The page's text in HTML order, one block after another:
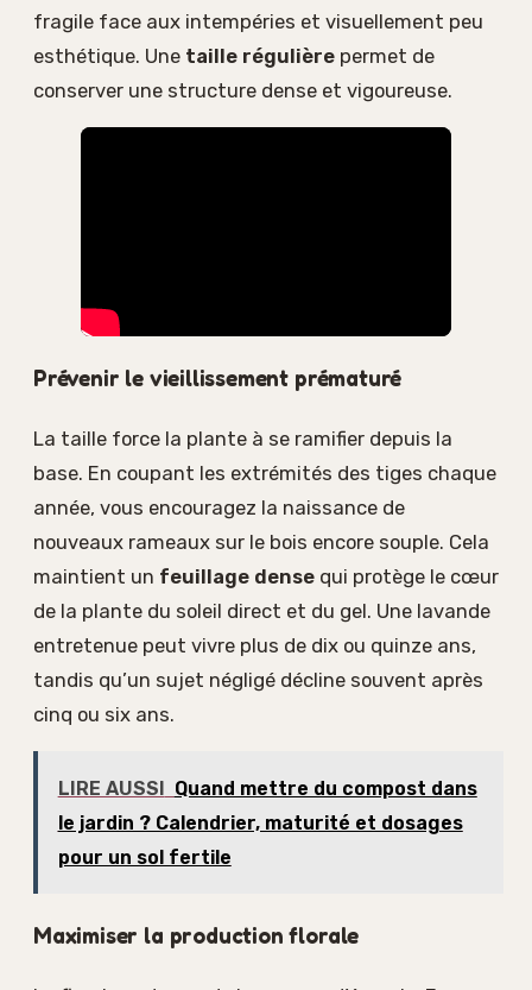
fragile face aux intempéries et visuellement peu
esthétique. Une taille régulière permet de
conserver une structure dense et vigoureuse.
Prévenir le vieillissement prématuré
La taille force la plante à se ramifier depuis la
base. En coupant les extrémités des tiges chaque
année, vous encouragez la naissance de
nouveaux rameaux sur le bois encore souple. Cela
maintient un feuillage dense qui protège le cœur
de la plante du soleil direct et du gel. Une lavande
entretenue peut vivre plus de dix ou quinze ans,
tandis qu’un sujet négligé décline souvent après
cinq ou six ans.
LIRE AUSSI Quand mettre du compost dans
le jardin ? Calendrier, maturité et dosages
pour un sol fertile
Maximiser la production florale